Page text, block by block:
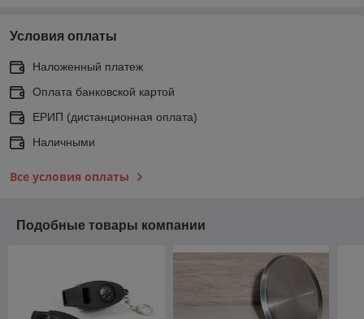
Условия оплаты
Наложенный платеж
Оплата банковской картой
ЕРИП (дистанционная оплата)
Наличными
Все условия оплаты
Подобные товары компании